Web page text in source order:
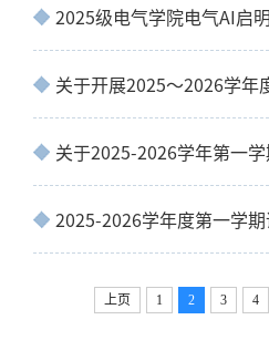
2025级电气学院电气AI启
关于2025-2026学年第一
2025-2026学年度第一学
上页 1 2 3 4